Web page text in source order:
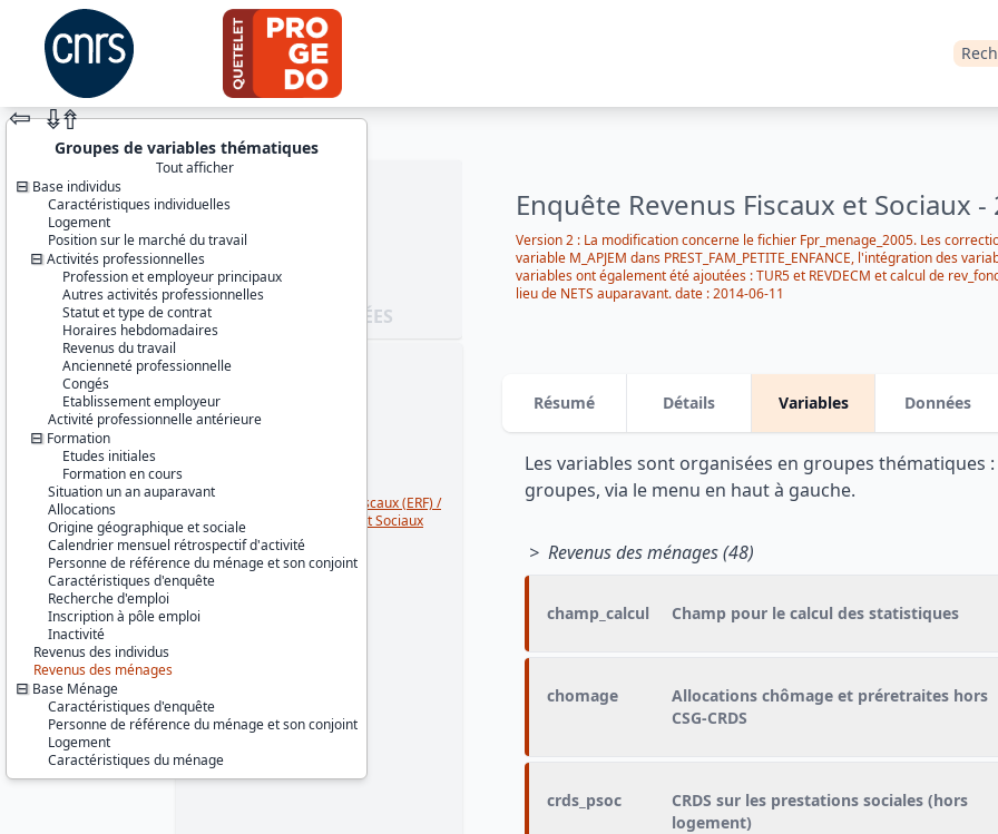
JEU DE DONNÉES
Enquête Revenus Fiscaux et Sociaux -
Version 2 : La modification concerne le fichier Fpr_menage_2005. Les
variable M_APJEM dans PREST_FAM_PETITE_ENFANCE, l'intégration des
variables ont également été ajoutées : TUR5 et REVDECM et calcul de
lieu de NETS auparavant. date : 2014-06-11
⇦ ⇮⇮
Groupes de variables thématiques
Tout afficher
Base individus
Caractéristiques individuelles
Logement
Position sur le marché du travail
Activités professionnelles
Profession et employeur principaux
Autres activités professionnelles
Statut et type de contrat
Horaires hebdomadaires
Revenus du travail
Ancienneté professionnelle
Congés
Etablissement employeur
Activité professionnelle antérieure
Formation
Etudes initiales
Formation en cours
Situation un an auparavant
Allocations
Origine géographique et sociale
Calendrier mensuel rétrospectif d'activité
Personne de référence du ménage et son conjoint
Caractéristiques d'enquête
Recherche d'emploi
Inscription à pôle emploi
Inactivité
Revenus des individus
Revenus des ménages
Base Ménage
Caractéristiques d'enquête
Personne de référence du ménage et son conjoint
Logement
Caractéristiques du ménage
lil-0767
doi:10.13144/lil-0767
Série :
Enquêtes Revenus Fiscaux (ERF) /
Enquêtes Revenus Fiscaux et Sociaux
(ERFS)
Couverture géographique :
France métropolitaine
Producteur :
Progedo-Adisp
Résumé Détails Variables Données
Les variables sont organisées en groupes thématiques
groupes, via le menu en haut à gauche.
> Revenus des ménages (48)
champ_calcul Champ pour le calcul des statistiques
chomage
Allocations chômage et préretraites hors
CSG-CRDS
crds_psoc
CRDS sur les prestations sociales (hors
logement)